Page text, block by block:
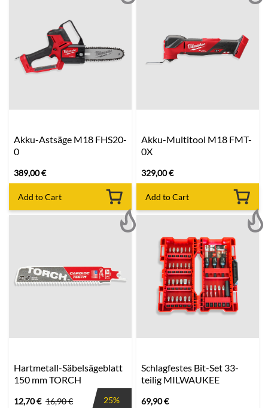
Akku-Astsäge M18 FHS20-
0
389,00€
Add to Cart
Akku-Multitool M18 FMT-
0X
329,00€
Add to Cart
Hartmetall-Säbelsägeblatt
150 mm TORCH
12,70€ 16,90€ 25%
Schlagfestes Bit-Set 33-
teilig MILWAUKEE
69,90€